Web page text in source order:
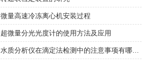
微量高速冷冻离心机安装过程
超微量分光光度计的使用方法及应用
水质分析仪在滴定法检测中的注意事项有哪些？